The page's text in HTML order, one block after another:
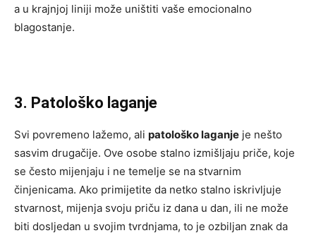
a u krajnjoj liniji može uništiti vaše emocionalno
blagostanje.
3. Patološko laganje
Svi povremeno lažemo, ali patološko laganje je nešto
sasvim drugačije. Ove osobe stalno izmišljaju priče, koje
se često mijenjaju i ne temelje se na stvarnim
činjenicama. Ako primijetite da netko stalno iskrivljuje
stvarnost, mijenja svoju priču iz dana u dan, ili ne može
biti dosljedan u svojim tvrdnjama, to je ozbiljan znak da